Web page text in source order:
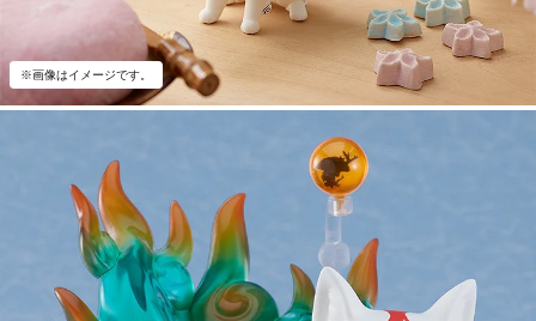
※画像はイメージです。